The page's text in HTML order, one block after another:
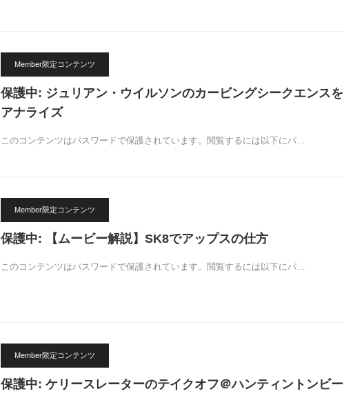
Member限定コンテンツ
保護中: ジュリアン・ウイルソンのカービングシークエンスを
アナライズ
このコンテンツはパスワードで保護されています。閲覧するには以下にパ…
Member限定コンテンツ
保護中: 【ムービー解説】SK8でアップスの仕方
このコンテンツはパスワードで保護されています。閲覧するには以下にパ…
Member限定コンテンツ
保護中: ケリースレーターのテイクオフ＠ハンティントンビー